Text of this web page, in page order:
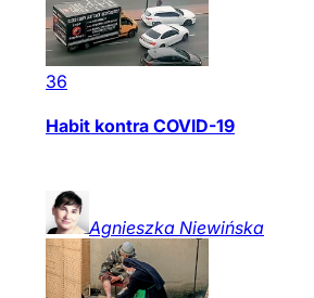
36
Habit kontra COVID-19
Agnieszka Niewińska